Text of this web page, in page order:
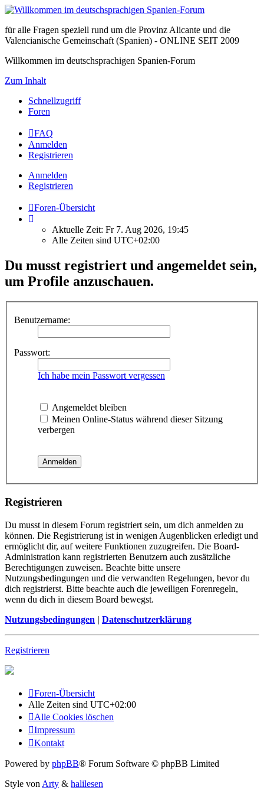
für alle Fragen speziell rund um die Provinz Alicante und die
Valencianische Gemeinschaft (Spanien) - ONLINE SEIT 2009
Willkommen im deutschsprachigen Spanien-Forum
Zum Inhalt
Schnellzugriff
Foren
FAQ
Anmelden
Registrieren
Anmelden
Registrieren
Foren-Übersicht
Aktuelle Zeit: Fr 7. Aug 2026, 19:45
Alle Zeiten sind UTC+02:00
Du musst registriert und angemeldet sein,
um Profile anzuschauen.
Benutzername:
Passwort:
Ich habe mein Passwort vergessen
Angemeldet bleiben
Meinen Online-Status während dieser Sitzung
verbergen
Registrieren
Du musst in diesem Forum registriert sein, um dich anmelden zu
können. Die Registrierung ist in wenigen Augenblicken erledigt und
ermöglicht dir, auf weitere Funktionen zuzugreifen. Die Board-
Administration kann registrierten Benutzern auch zusätzliche
Berechtigungen zuweisen. Beachte bitte unsere
Nutzungsbedingungen und die verwandten Regelungen, bevor du
dich registrierst. Bitte beachte auch die jeweiligen Forenregeln,
wenn du dich in diesem Board bewegst.
Nutzungsbedingungen | Datenschutzerklärung
Registrieren
Foren-Übersicht
Alle Zeiten sind UTC+02:00
Alle Cookies löschen
Impressum
Kontakt
Powered by phpBB® Forum Software © phpBB Limited
Style von Arty & halilesen